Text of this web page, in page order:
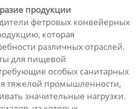
продукции
фетровых конвейерных
которая
различных отраслей.
для пищевой
особых санитарных
тяжелой промышленности,
значительные нагрузки.